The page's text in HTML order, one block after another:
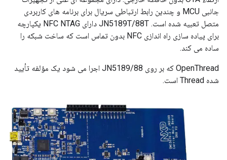
جانبی MCU و چندین رابط ارتباطی سریال برای برنامه های کاربردی
متصل تعبیه شده است. JN5189T/88T دارای NFC NTAG یکپارچه
برای پیاده سازی راه اندازی NFC بدون تماس است که ساخت شبکه را
ساده می کند.
OpenThread که بر روی JN5189/88 اجرا می شود یک مؤلفه تأیید
شده Thread است.